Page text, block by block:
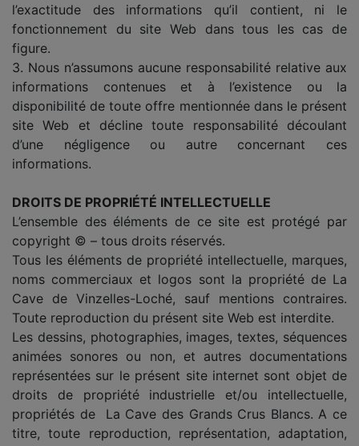
l’exactitude des informations qu’il contient, ni le
fonctionnement du site Web dans tous les cas de
figure.
3. Nous n’assumons aucune responsabilité relative aux
informations contenues et à l’existence ou la
disponibilité de toute offre mentionnée dans le présent
site Web et décline toute responsabilité découlant
d’une négligence ou autre concernant ces
informations.
DROITS DE PROPRIÉTÉ INTELLECTUELLE
L’ensemble des éléments de ce site est protégé par
copyright © – tous droits réservés.
Tous les éléments de propriété intellectuelle, marques,
noms commerciaux et logos sont la propriété de La
Cave de Vinzelles-Loché, sauf mentions contraires.
Toute reproduction du présent site Web est interdite.
Les dessins, photographies, images, textes, séquences
animées sonores ou non, et autres documentations
représentées sur le présent site internet sont objet de
droits de propriété industrielle et/ou intellectuelle,
propriétés de La Cave des Grands Crus Blancs. A ce
titre, toute reproduction, représentation, adaptation,